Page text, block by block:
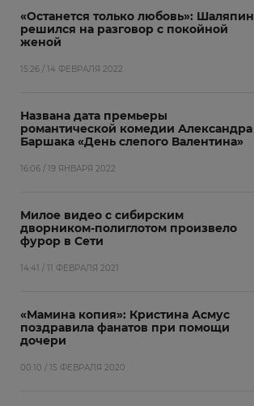
«Останется только любовь»: Шаляпин
решился на разговор с покойной
женой
15:26 / 14 ФЕВРАЛЯ 2022
Названа дата премьеры
романтической комедии Александра
Баршака «День слепого Валентина»
16:06 / 19 ЯНВАРЯ 2022
Милое видео с сибирским
дворником-полиглотом произвело
фурор в Сети
14:41 / 11 ФЕВРАЛЯ 2021
«Мамина копия»: Кристина Асмус
поздравила фанатов при помощи
дочери
00:10 / 15 ФЕВРАЛЯ 2020